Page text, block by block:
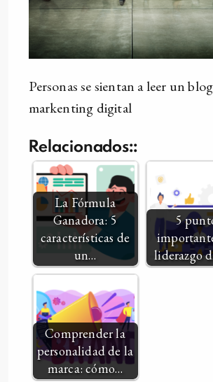
Personas se sientan a leer un
markenting digital
Relacionados::
La Fórmula
Ganadora: 5
características de
un…
5
liderazgo
Comprender la
personalidad de la
marca: cómo…